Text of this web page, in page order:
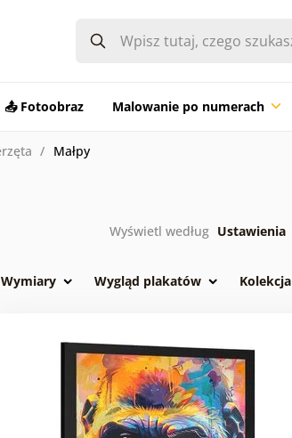
📤 Fotoobraz Malowanie po numerach
Małpy
Wyświetl według Ustawienia
Wymiary Wygląd plakatów Kolekcja